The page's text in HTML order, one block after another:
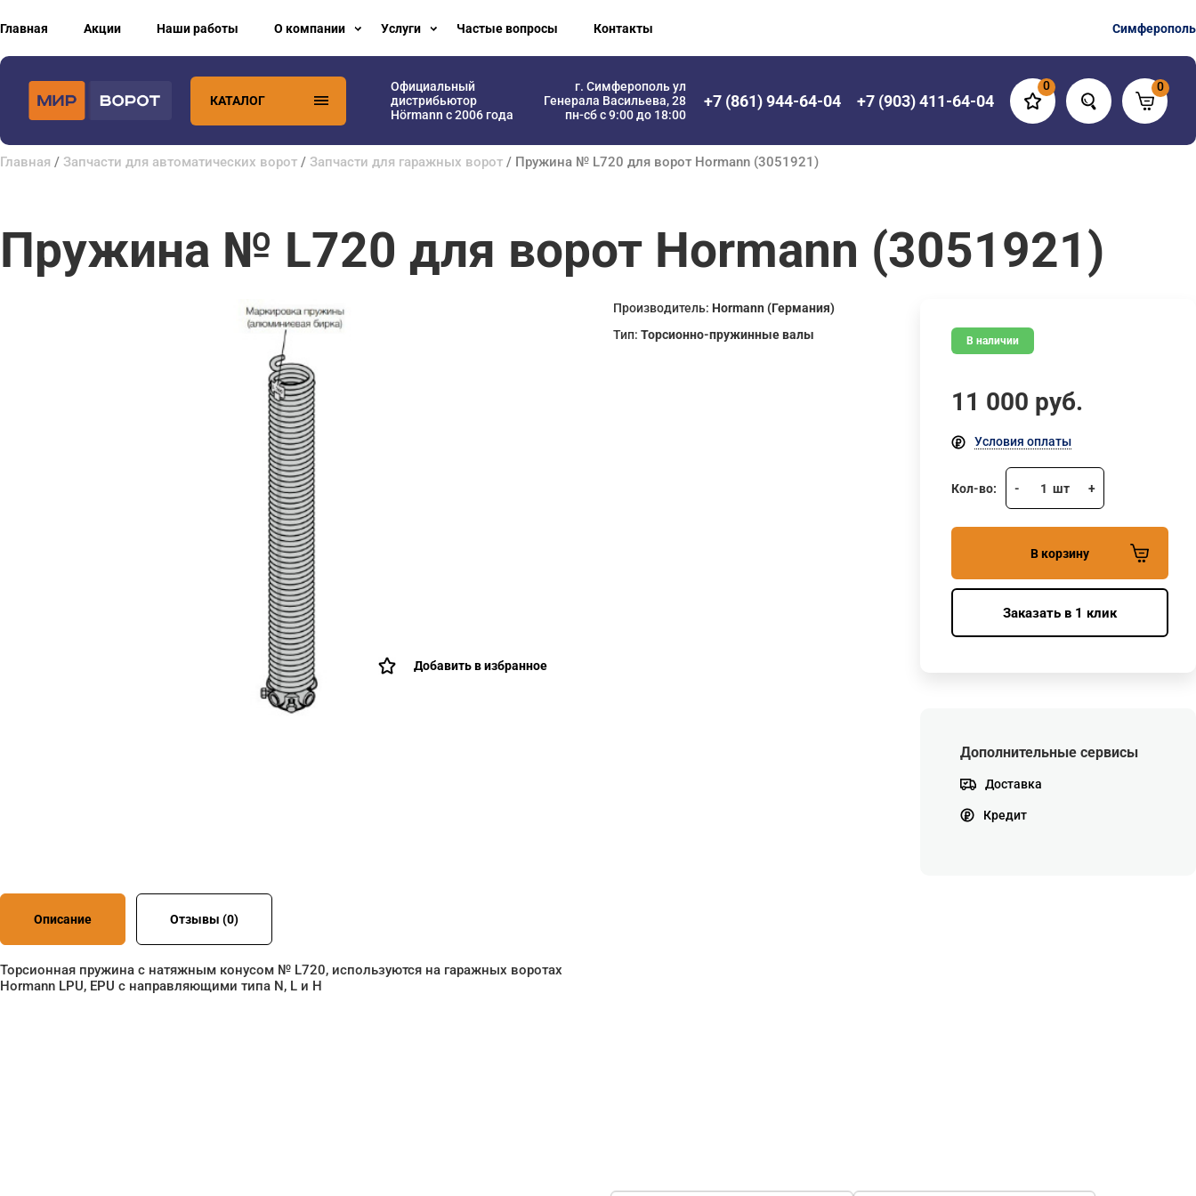
Главная Акции Наши работы О компании Услуги Частые вопросы Контакты Симферополь
КАТАЛОГ
Официальный
дистрибьютор
Hörmann с 2006 года
г. Симферополь ул
Генерала Васильева, 28
пн-сб с 9:00 до 18:00
+7 (861) 944-64-04 +7 (903) 411-64-04
0 0
Главная / Запчасти для автоматических ворот / Запчасти для гаражных ворот / Пружина № L720 для ворот Hormann (3051921)
Пружина № L720 для ворот Hormann (3051921)
Добавить в избранное
Производитель: Hormann (Германия)
Тип:Торсионно-пружинные валы В наличии
11 000 руб.
Условия оплаты
Кол-во: - 1 шт +
В корзину
Заказать в 1 клик
Дополнительные сервисы
Доставка
Кредит
Описание Отзывы (0)
Торсионная пружина с натяжным конусом № L720, используются на гаражных воротах
Hormann LPU, EPU с направляющими типа N, L и H